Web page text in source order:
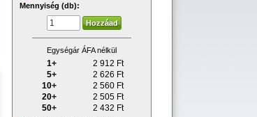
Mennyiség (db):
Egységár ÁFA nélkül
1+ 2 912 Ft
5+
2 626 Ft
10+
2 560 Ft
20+
2 505 Ft
50+
2 432 Ft